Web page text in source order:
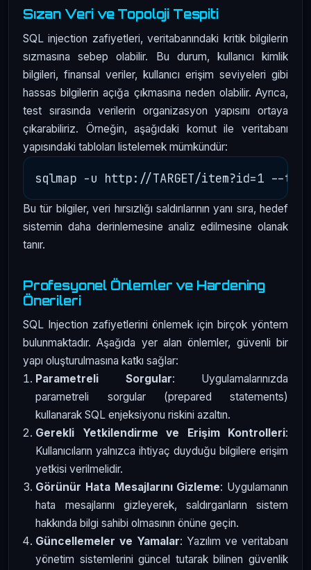
Sızan Veri ve Topoloji Tespiti
SQL injection zafiyetleri, veritabanındaki kritik bilgilerin
sızmasına sebep olabilir. Bu durum, kullanıcı kimlik
bilgileri, finansal veriler, kullanıcı erişim seviyeleri gibi
hassas bilgilerin açığa çıkmasına neden olabilir. Ayrıca,
test sırasında verilerin organizasyon yapısını ortaya
çıkarabiliriz. Örneğin, aşağıdaki komut ile veritabanı
yapısındaki tabloları listelemek mümkündür:
Bu tür bilgiler, veri hırsızlığı saldırılarının yanı sıra, hedef
sistemin daha derinlemesine analiz edilmesine olanak
tanır.
Profesyonel Önlemler ve Hardening
Önerileri
SQL Injection zafiyetlerini önlemek için birçok yöntem
bulunmaktadır. Aşağıda yer alan önlemler, güvenli bir
yapı oluşturulmasına katkı sağlar:
Parametreli Sorgular: Uygulamalarınızda
parametreli sorgular (prepared statements)
kullanarak SQL enjeksiyonu riskini azaltın.
Gerekli Yetkilendirme ve Erişim Kontrolleri:
Kullanıcıların yalnızca ihtiyaç duyduğu bilgilere erişim
yetkisi verilmelidir.
Görünür Hata Mesajlarını Gizleme: Uygulamanın
hata mesajlarını gizleyerek, saldırganların sistem
hakkında bilgi sahibi olmasının önüne geçin.
Güncellemeler ve Yamalar: Yazılım ve veritabanı
yönetim sistemlerini güncel tutarak bilinen güvenlik